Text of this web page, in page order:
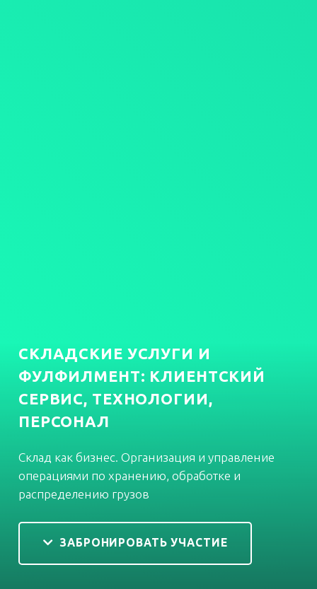
СКЛАДСКИЕ УСЛУГИ И
ФУЛФИЛМЕНТ: КЛИЕНТСКИЙ
СЕРВИС, ТЕХНОЛОГИИ,
ПЕРСОНАЛ
Склад как бизнес. Организация и управление
операциями по хранению, обработке и
распределению грузов
ЗАБРОНИРОВАТЬ УЧАСТИЕ